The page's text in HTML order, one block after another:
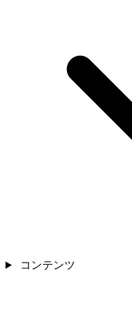
コンテンツ